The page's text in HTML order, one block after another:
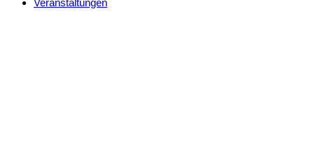
Veranstaltungen